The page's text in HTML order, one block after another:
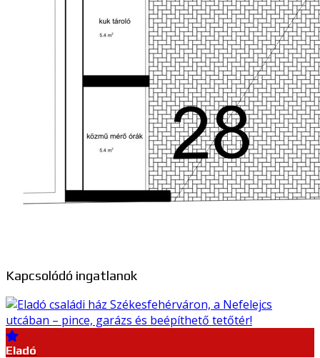
Kapcsolódó ingatlanok
Eladó